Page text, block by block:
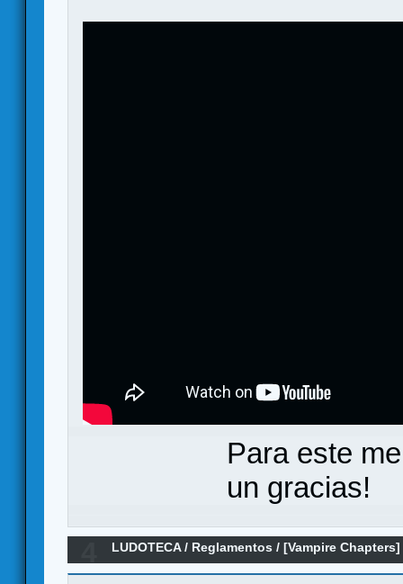
Para este
un gracias!
LUDOTECA/ Reglamentos /[Vampire